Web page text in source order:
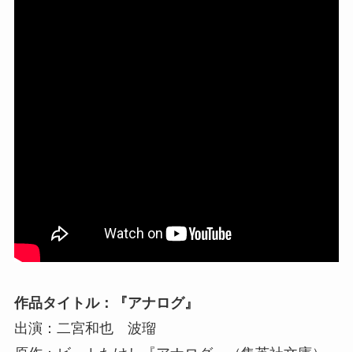
作品タイトル：『アナログ』
出演：二宮和也 波瑠